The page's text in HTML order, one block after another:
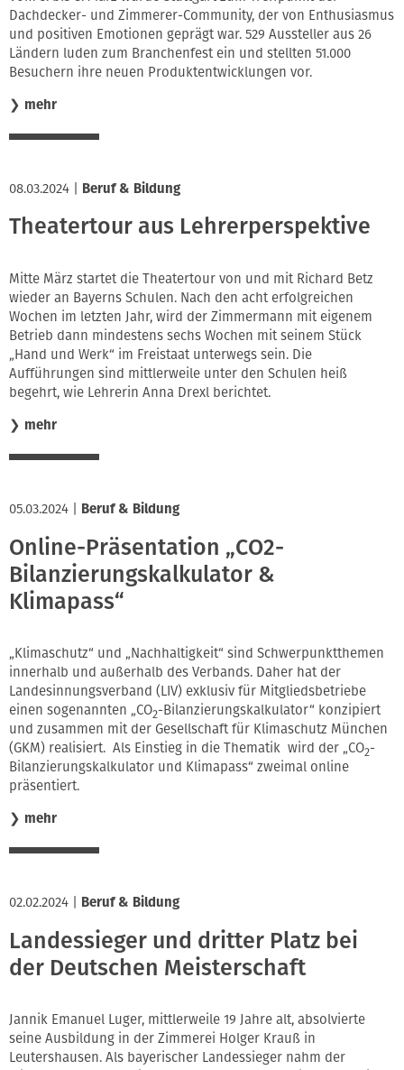
Dachdecker- und Zimmerer-Community, der von Enthusiasmus
und positiven Emotionen geprägt war. 529 Aussteller aus 26
Ländern luden zum Branchenfest ein und stellten 51.000
Besuchern ihre neuen Produktentwicklungen vor.
❯ mehr
08.03.2024 Beruf & Bildung
Theatertour aus Lehrerperspektive
Mitte März startet die Theatertour von und mit Richard Betz
wieder an Bayerns Schulen. Nach den acht erfolgreichen
Wochen im letzten Jahr, wird der Zimmermann mit eigenem
Betrieb dann mindestens sechs Wochen mit seinem Stück
„Hand und Werk“ im Freistaat unterwegs sein. Die
Aufführungen sind mittlerweile unter den Schulen heiß
begehrt, wie Lehrerin Anna Drexl berichtet.
❯ mehr
05.03.2024 Beruf & Bildung
Online-Präsentation „CO2-
Bilanzierungskalkulator &
Klimapass“
„Klimaschutz“ und „Nachhaltigkeit“ sind Schwerpunktthemen
innerhalb und außerhalb des Verbands. Daher hat der
Landesinnungsverband (LIV) exklusiv für Mitgliedsbetriebe
einen sogenannten „CO2-Bilanzierungskalkulator“ konzipiert
und zusammen mit der Gesellschaft für Klimaschutz München
(GKM) realisiert. Als Einstieg in die Thematik wird der „CO2-
Bilanzierungskalkulator und Klimapass“ zweimal online
präsentiert.
❯ mehr
02.02.2024 Beruf & Bildung
Landessieger und dritter Platz bei
der Deutschen Meisterschaft
Jannik Emanuel Luger, mittlerweile 19 Jahre alt, absolvierte
seine Ausbildung in der Zimmerei Holger Krauß in
Leutershausen. Als bayerischer Landessieger nahm der